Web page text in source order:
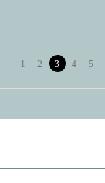
1 2 3 4 5